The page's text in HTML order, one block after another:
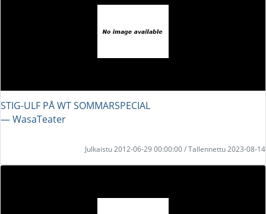
STIG-ULF PÅ WT SOMMARSPECIAL
― WasaTeater
Julkaistu 2012-06-29 00:00:00 / Tallennettu 2023-08-14